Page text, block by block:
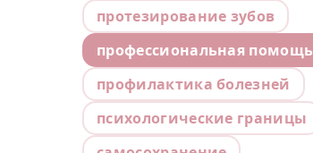
протезирование зубов
профессиональная помощь
профилактика болезней
психологические границы